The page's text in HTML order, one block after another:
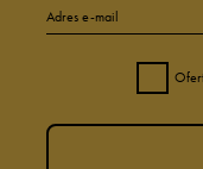
Adres e-mail